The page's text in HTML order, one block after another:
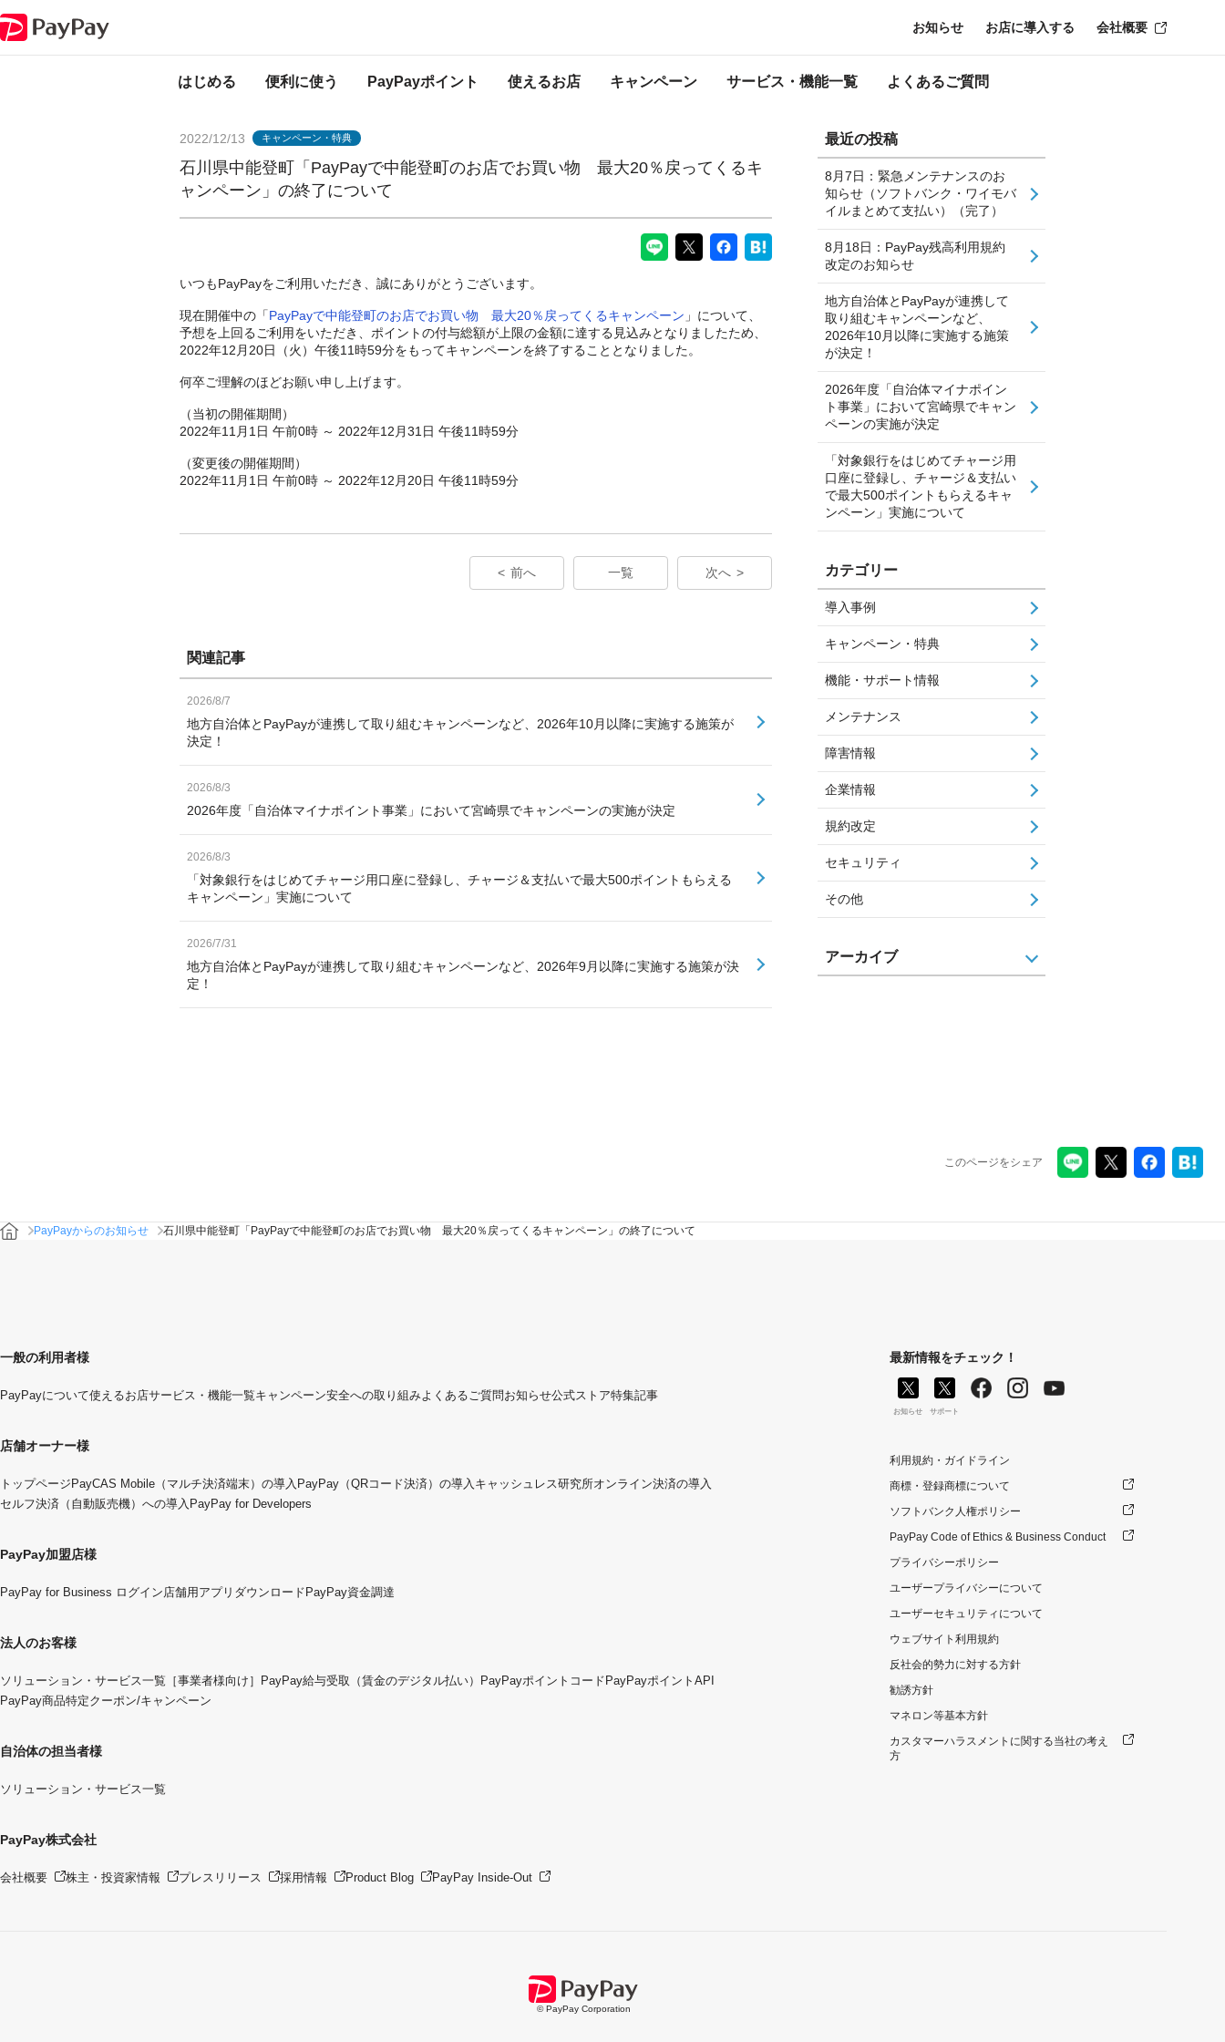
はじめる 便利に使う PayPayポイント 使えるお店 キャンペーン サービス・機能一覧 よくあるご質問
お知らせ お店に導入する 会社概要
PayPayからのお知らせ
2022/12/13 キャンペーン・特典
石川県中能登町「PayPayで中能登町のお店でお買い物 最大20％戻ってくるキ
ャンペーン」の終了について
いつもPayPayをご利用いただき、誠にありがとうございます。
現在開催中の「PayPayで中能登町のお店でお買い物 最大20％戻ってくるキャンペーン 」について、
予想を上回るご利用をいただき、ポイントの付与総額が上限の金額に達する見込みとなりましたため、
2022年12月20日（火）午後11時59分をもってキャンペーンを終了することとなりました。
何卒ご理解のほどお願い申し上げます。
（当初の開催期間）
2022年11月1日 午前0時 ～ 2022年12月31日 午後11時59分
（変更後の開催期間）
2022年11月1日 午前0時 ～ 2022年12月20日 午後11時59分
前へ 一覧 次へ
関連記事
2026/8/7
地方自治体とPayPayが連携して取り組むキャンペーンなど、2026年10月以降に実施する施策が
決定！
2026/8/3
2026年度「自治体マイナポイント事業」において宮崎県でキャンペーンの実施が決定
2026/8/3
「対象銀行をはじめてチャージ用口座に登録し、チャージ＆支払いで最大500ポイントもらえる
キャンペーン」実施について
2026/7/31
地方自治体とPayPayが連携して取り組むキャンペーンなど、2026年9月以降に実施する施策が決
定！
最近の投稿
8月7日：緊急メンテナンスのお
知らせ（ソフトバンク・ワイモバ
イルまとめて支払い）（完了）
8月18日：PayPay残高利用規約
改定のお知らせ
地方自治体とPayPayが連携して
取り組むキャンペーンなど、
2026年10月以降に実施する施策
が決定！
2026年度「自治体マイナポイン
ト事業」において宮崎県でキャン
ペーンの実施が決定
「対象銀行をはじめてチャージ用
口座に登録し、チャージ＆支払い
で最大500ポイントもらえるキャ
ンペーン」実施について
カテゴリー
導入事例
キャンペーン・特典
機能・サポート情報
メンテナンス
障害情報
企業情報
規約改定
セキュリティ
その他
アーカイブ
このページをシェア
PayPayからのお知らせ 石川県中能登町「PayPayで中能登町のお店でお買い物 最大20％戻ってくるキャンペーン」の終了について
一般の利用者様
PayPayについて使えるお店サービス・機能一覧キャンペーン安全への取り組みよくあるご質問お知らせ公式ストア特集記事
店舗オーナー様
トップページ PayCAS Mobile（マルチ決済端末）の導入 PayPay（QRコード決済）の導入 キャッシュレス研究所オンライン決済の導入
セルフ決済（自動販売機）への導入 PayPay for Developers
PayPay加盟店様
PayPay for Business ログイン 店舗用アプリダウンロード PayPay資金調達
法人のお客様
ソリューション・サービス一覧 ［事業者様向け］PayPay給与受取（賃金のデジタル払い） PayPayポイントコード PayPayポイントAPI
PayPay商品特定クーポン/キャンペーン
自治体の担当者様
ソリューション・サービス一覧
PayPay株式会社
会社概要 株主・投資家情報 プレスリリース 採用情報 Product Blog PayPay Inside-Out
最新情報をチェック！
お知らせ サポート
利用規約・ガイドライン
商標・登録商標について
ソフトバンク人権ポリシー
PayPay Code of Ethics & Business Conduct
プライバシーポリシー
ユーザープライバシーについて
ユーザーセキュリティについて
ウェブサイト利用規約
反社会的勢力に対する方針
勧誘方針
マネロン等基本方針
カスタマーハラスメントに関する当社の考え
方
© PayPay Corporation